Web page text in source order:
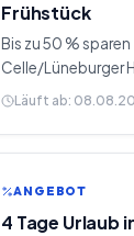
Frühstück
Bis zu 50 %
Celle/Lüneburger
Läuft ab:
ANGEBOT
4 Tage Urlaub